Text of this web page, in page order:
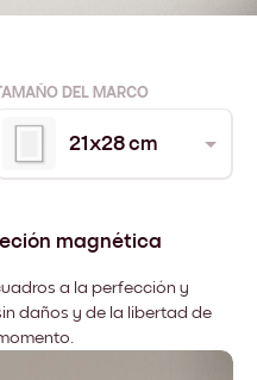
DEL MARCO
21x28 cm
magnética
a la perfección y
daños y de la libertad de